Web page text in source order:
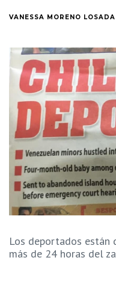
VANESSA MORENO
Los deportados están
más de 24 horas del